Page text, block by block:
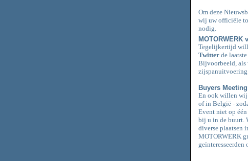
Om deze
wij uw officiële
nodig.
MOTORWERK
Tegelijkertijd
Twitter de
Bijvoorbeeld, als
zijspanuitvoering
Buyers
En ook willen wij
of in België -
Event niet op
bij u in de buurt.
diverse plaatsen
MOTORWERK
geïnteresseerden